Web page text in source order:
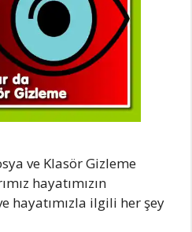
ve Klasör Gizleme
hayatımızın
hayatımızla ilgili her şey